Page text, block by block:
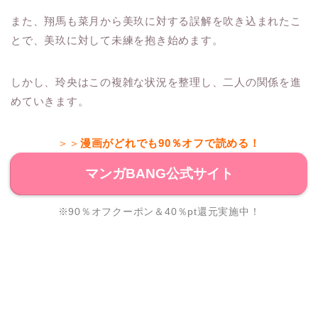
また、翔馬も菜月から美玖に対する誤解を吹き込まれたこ
とで、美玖に対して未練を抱き始めます。
しかし、玲央はこの複雑な状況を整理し、二人の関係を進
めていきます。
＞＞ 漫画がどれでも90％オフで読める！
マンガBANG公式サイト
※90％オフクーポン＆40％pt還元実施中！